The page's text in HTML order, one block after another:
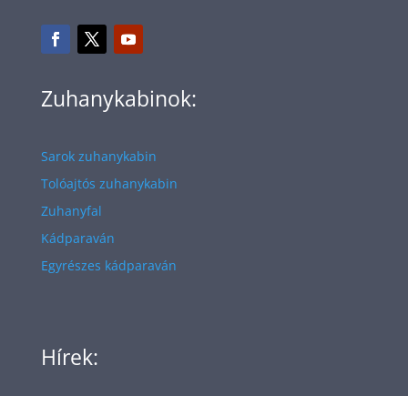
Zuhanykabinok:
Sarok zuhanykabin
Tolóajtós zuhanykabin
Zuhanyfal
Kádparaván
Egyrészes kádparaván
Hírek: